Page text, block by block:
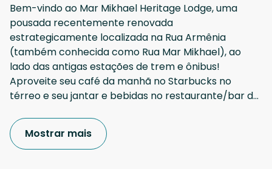
Bem-vindo ao Mar Mikhael Heritage Lodge, uma
pousada recentemente renovada
estrategicamente localizada na Rua Armênia
(também conhecida como Rua Mar Mikhael), ao
lado das antigas estações de trem e ônibus!
Aproveite seu café da manhã no Starbucks no
térreo e seu jantar e bebidas no restaurante/bar d...
Mostrar mais